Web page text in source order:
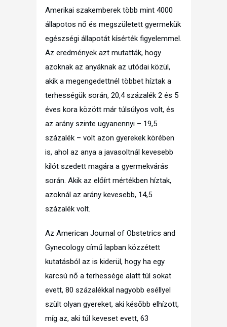
Amerikai szakemberek több mint 4000
állapotos nő és megszületett gyermekük
egészségi állapotát kísérték figyelemmel.
Az eredmények azt mutatták, hogy
azoknak az anyáknak az utódai közül,
akik a megengedettnél többet híztak a
terhességük során, 20,4 százalék 2 és 5
éves kora között már túlsúlyos volt, és
az arány szinte ugyanennyi – 19,5
százalék – volt azon gyerekek körében
is, ahol az anya a javasoltnál kevesebb
kilót szedett magára a gyermekvárás
során. Akik az előírt mértékben híztak,
azoknál az arány kevesebb, 14,5
százalék volt.
Az American Journal of Obstetrics and
Gynecology című lapban közzétett
kutatásból az is kiderül, hogy ha egy
karcsú nő a terhessége alatt túl sokat
evett, 80 százalékkal nagyobb eséllyel
szült olyan gyereket, aki később elhízott,
míg az, aki túl keveset evett, 63